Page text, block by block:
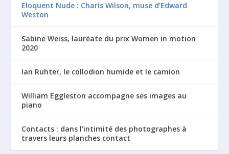
Eloquent Nude : Charis Wilson, muse d’Edward
Weston
Sabine Weiss, lauréate du prix Women in motion
2020
Ian Ruhter, le collodion humide et le camion
William Eggleston accompagne ses images au
piano
Contacts : dans l’intimité des photographes à
travers leurs planches contact